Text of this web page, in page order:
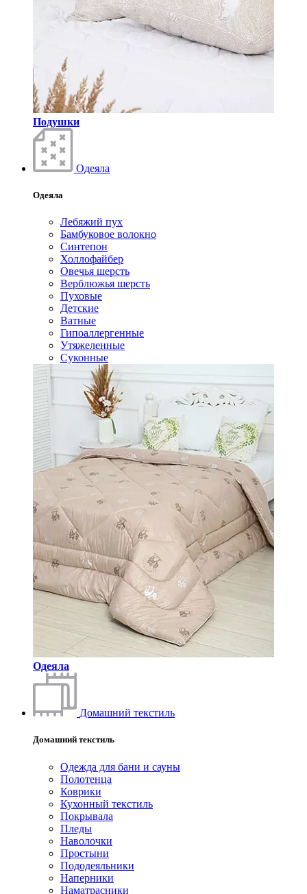
Подушки
Одеяла
Одеяла
Лебяжий пух
Бамбуковое волокно
Синтепон
Холлофайбер
Овечья шерсть
Верблюжья шерсть
Пуховые
Детские
Ватные
Гипоаллергенные
Утяжеленные
Суконные
Одеяла
Домашний текстиль
Домашний текстиль
Одежда для бани и сауны
Полотенца
Коврики
Кухонный текстиль
Покрывала
Пледы
Наволочки
Простыни
Пододеяльники
Наперники
Наматрасники